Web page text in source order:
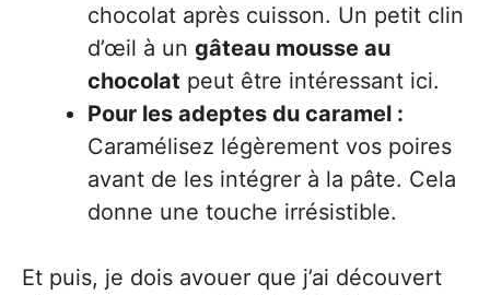
chocolat après cuisson. Un petit clin
d’œil à un gâteau mousse au
chocolat peut être intéressant ici.
Pour les adeptes du caramel :
Caramélisez légèrement vos poires
avant de les intégrer à la pâte. Cela
donne une touche irrésistible.
Et puis, je dois avouer que j’ai découvert